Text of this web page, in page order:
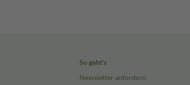
So geht's
Newsletter anfordern